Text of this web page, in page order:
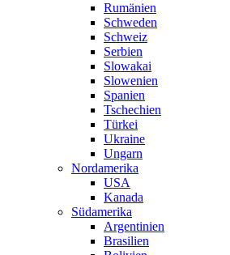
Rumänien
Schweden
Schweiz
Serbien
Slowakai
Slowenien
Spanien
Tschechien
Türkei
Ukraine
Ungarn
Nordamerika
USA
Kanada
Südamerika
Argentinien
Brasilien